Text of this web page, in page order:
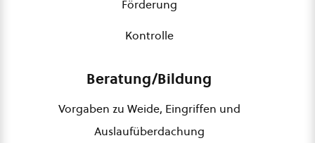
Förderung
Kontrolle
Beratung/Bildung
Vorgaben zu Weide, Eingriffen und
Auslaufüberdachung